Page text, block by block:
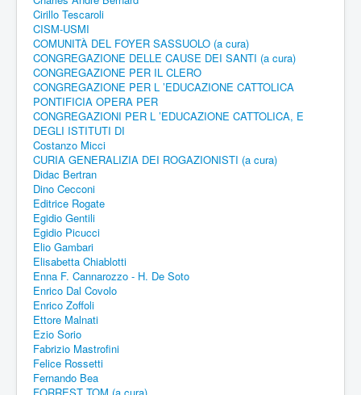
Cirillo Tescaroli
CISM-USMI
COMUNITÀ DEL FOYER SASSUOLO (a cura)
CONGREGAZIONE DELLE CAUSE DEI SANTI (a cura)
CONGREGAZIONE PER IL CLERO
CONGREGAZIONE PER L ’EDUCAZIONE CATTOLICA
PONTIFICIA OPERA PER
CONGREGAZIONI PER L ’EDUCAZIONE CATTOLICA, E
DEGLI ISTITUTI DI
Costanzo Micci
CURIA GENERALIZIA DEI ROGAZIONISTI (a cura)
Didac Bertran
Dino Cecconi
Editrice Rogate
Egidio Gentili
Egidio Picucci
Elio Gambari
Elisabetta Chiablotti
Enna F. Cannarozzo - H. De Soto
Enrico Dal Covolo
Enrico Zoffoli
Ettore Malnati
Ezio Sorio
Fabrizio Mastrofini
Felice Rossetti
Fernando Bea